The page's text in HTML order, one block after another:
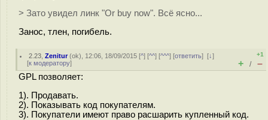
> Зато увидел линк "Or buy now". Всё ясно...
Занос, тлен, погибель.
2.23 ,Zenitur(ok), 12:06, 18/09/2015 [^] [^^] [^^^] [ответить][↓]
[к модератору]
+1
+ / –
GPL позволяет:
1). Продавать.
2). Показывать код покупателям.
3). Покупатели имеют право расшарить купленный код.